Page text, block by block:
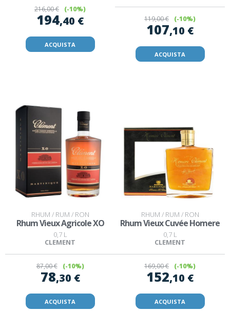
216,00 € (-10%)
194,40 €
ACQUISTA
119,00 € (-10%)
107,10 €
ACQUISTA
RHUM / RUM / RON
Rhum Vieux Agricole XO
0,7 L
CLEMENT
87,00 € (-10%)
78,30 €
ACQUISTA
RHUM / RUM / RON
Rhum Vieux Cuvée Homere
0,7 L
CLEMENT
169,00 € (-10%)
152,10 €
ACQUISTA